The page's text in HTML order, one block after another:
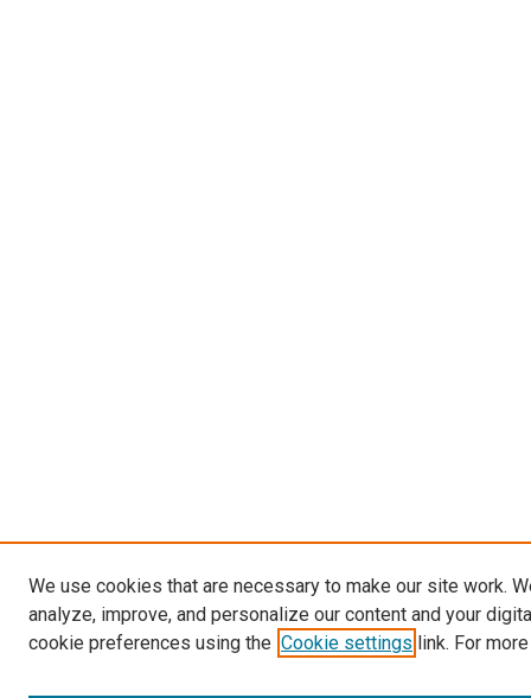
We use cookies that are necessary to make our site work.
analyze, improve, and personalize our content and your
cookie preferences using the Cookie settings link. For